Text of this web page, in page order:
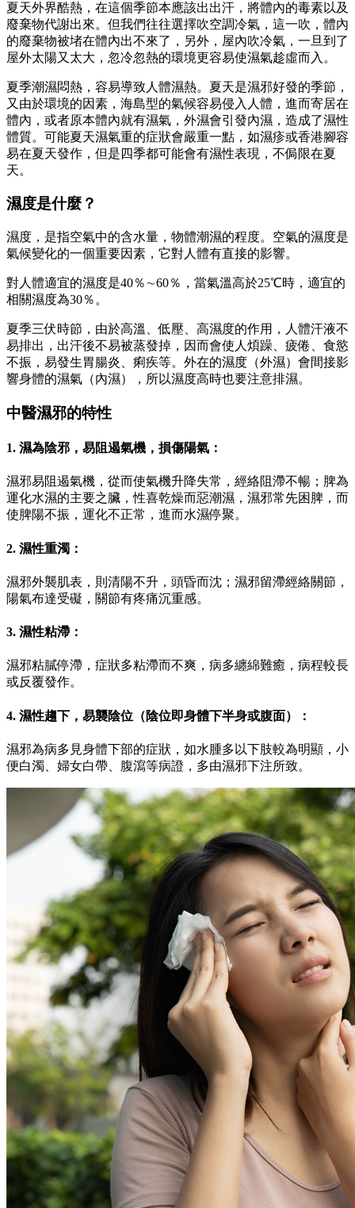
夏天外界酷熱，在這個季節本應該出出汗，將體內的毒素以及
廢棄物代謝出來。但我們往往選擇吹空調冷氣，這一吹，體內
的廢棄物被堵在體內出不來了，另外，屋內吹冷氣，一旦到了
屋外太陽又太大，忽冷忽熱的環境更容易使濕氣趁虛而入。
夏季潮濕悶熱，容易導致人體濕熱。夏天是濕邪好發的季節，
又由於環境的因素，海島型的氣候容易侵入人體，進而寄居在
體內，或者原本體內就有濕氣，外濕會引發內濕，造成了濕性
體質。可能夏天濕氣重的症狀會嚴重一點，如濕疹或香港腳容
易在夏天發作，但是四季都可能會有濕性表現，不侷限在夏
天。
濕度是什麼？
濕度，是指空氣中的含水量，物體潮濕的程度。空氣的濕度是
氣候變化的一個重要因素，它對人體有直接的影響。
對人體適宜的濕度是40％∼60％，當氣溫高於25℃時，適宜的
相關濕度為30％。
夏季三伏時節，由於高溫、低壓、高濕度的作用，人體汗液不
易排出，出汗後不易被蒸發掉，因而會使人煩躁、疲倦、食慾
不振，易發生胃腸炎、痢疾等。外在的濕度（外濕）會間接影
響身體的濕氣（內濕），所以濕度高時也要注意排濕。
中醫濕邪的特性
1. 濕為陰邪，易阻遏氣機，損傷陽氣：
濕邪易阻遏氣機，從而使氣機升降失常，經絡阻滯不暢；脾為
運化水濕的主要之臟，性喜乾燥而惡潮濕，濕邪常先困脾，而
使脾陽不振，運化不正常，進而水濕停聚。
2. 濕性重濁：
濕邪外襲肌表，則清陽不升，頭昏而沈；濕邪留滯經絡關節，
陽氣布達受礙，關節有疼痛沉重感。
3. 濕性粘滯：
濕邪粘膩停滯，症狀多粘滯而不爽，病多纏綿難癒，病程較長
或反覆發作。
4. 濕性趨下，易襲陰位（陰位即身體下半身或腹面）：
濕邪為病多見身體下部的症狀，如水腫多以下肢較為明顯，小
便白濁、婦女白帶、腹瀉等病證，多由濕邪下注所致。